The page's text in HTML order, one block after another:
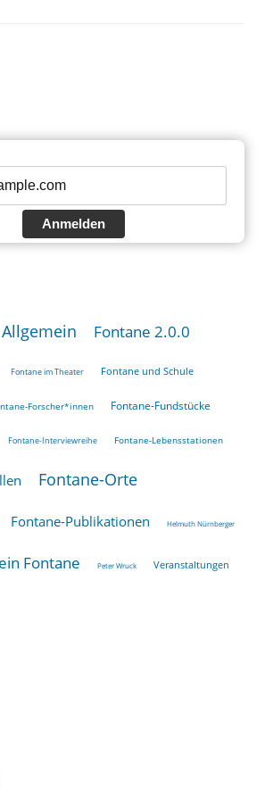
Anmelden
Allgemein Fontane 2.0.0
Fontane im Theater Fontane und Schule
Forscher*innen Fontane-Fundstücke
Fontane-Interviewreihe Fontane-Lebensstationen
Fontane-Orte
Fontane-Publikationen Helmuth Nürnberger
Fontane Peter Wruck Veranstaltungen